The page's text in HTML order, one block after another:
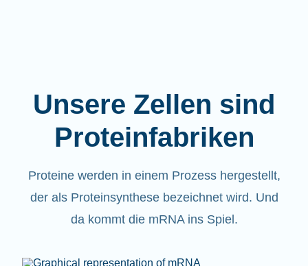
Unsere Zellen sind
Proteinfabriken
Proteine werden in einem Prozess hergestellt,
der als Proteinsynthese bezeichnet wird. Und
da kommt die mRNA ins Spiel.